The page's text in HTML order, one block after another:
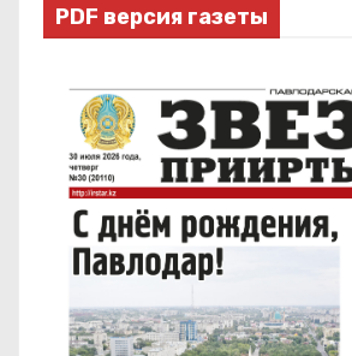
PDF версия газеты